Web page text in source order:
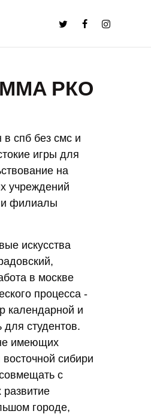
РКО
в спб без смс и
игры для
на
учреждений
и филиалы
искусства
в москве
процесса -
календарной и
студентов.
имеющих
сибири
с
городе,